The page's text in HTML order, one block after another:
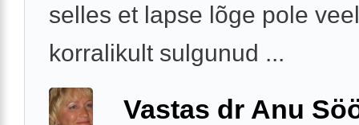
selles et lapse lõge pole veel
korralikult sulgunud ...
Vastas dr Anu